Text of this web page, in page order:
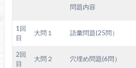
問題内容
1回
目
大問１ 語彙問題(25問）
2回
目
大問２ 穴埋め問題(6問）